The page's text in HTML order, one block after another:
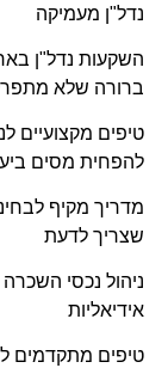
נדל"ן מעמיקה
השקעות נדל"ן
ברורה שלא
טיפים מקצועיים
להפחית מסים
מדריך מקיף
שצריך לדעת
ניהול נכסי השכרה
אידיאליות
טיפים מתקדמים